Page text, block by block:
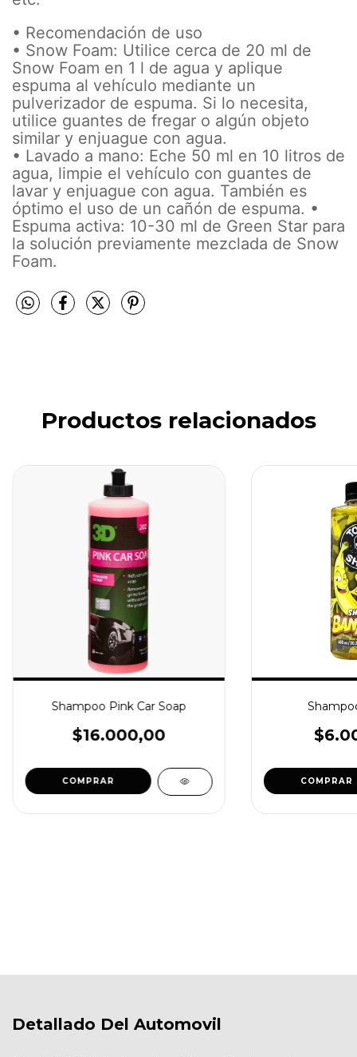
• Recomendación de uso
• Snow Foam: Utilice cerca de 20 ml de
Snow Foam en 1 l de agua y aplique
espuma al vehículo mediante un
pulverizador de espuma. Si lo necesita,
utilice guantes de fregar o algún objeto
similar y enjuague con agua.
• Lavado a mano: Eche 50 ml en 10 litros de
agua, limpie el vehículo con guantes de
lavar y enjuague con agua. También es
óptimo el uso de un cañón de espuma. •
Espuma activa: 10-30 ml de Green Star para
la solución previamente mezclada de Snow
Foam.
Productos relacionados
Shampoo Pink Car Soap
$16.000,00
COMPRAR
Detallado Del Automovil